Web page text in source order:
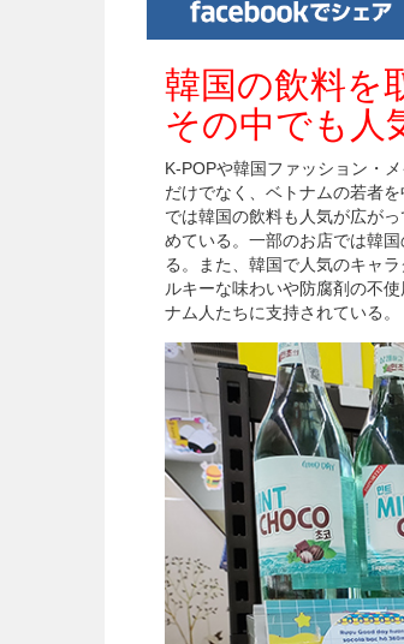
韓国の飲料を
その中でも人
K-POPや韓国ファッション・
だけでなく、ベトナムの若者
では韓国の飲料も人気が広が
めている。一部のお店では韓
る。また、韓国で人気のキャ
ルキーな味わいや防腐剤の不
ナム人たちに支持されている。